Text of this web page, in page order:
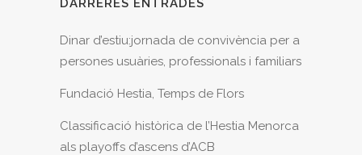
DARRERES ENTRADES
Dinar d’estiu:jornada de convivència per a
persones usuàries, professionals i familiars
Fundació Hestia, Temps de Flors
Classificació històrica de l’Hestia Menorca
als playoffs d’ascens d’ACB